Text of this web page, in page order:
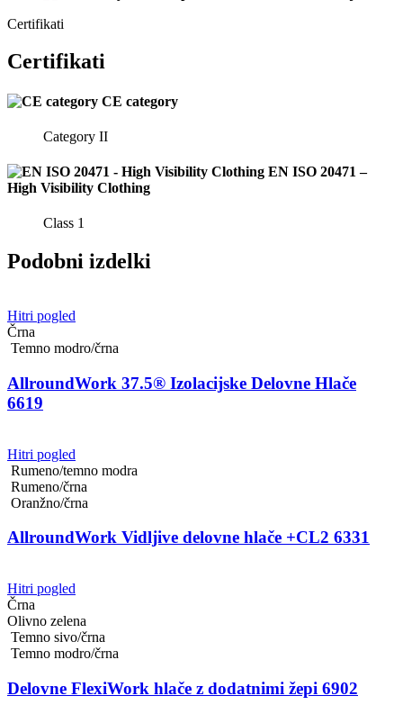
Certifikati
Certifikati
CE category
Category II
EN ISO 20471 –
High Visibility Clothing
Class 1
Podobni izdelki
Hitri pogled
Črna
Temno modro/črna
AllroundWork 37.5® Izolacijske Delovne Hlače
6619
Hitri pogled
Rumeno/temno modra
Rumeno/črna
Oranžno/črna
AllroundWork Vidljive delovne hlače +CL2 6331
Hitri pogled
Črna
Olivno zelena
Temno sivo/črna
Temno modro/črna
Delovne FlexiWork hlače z dodatnimi žepi 6902